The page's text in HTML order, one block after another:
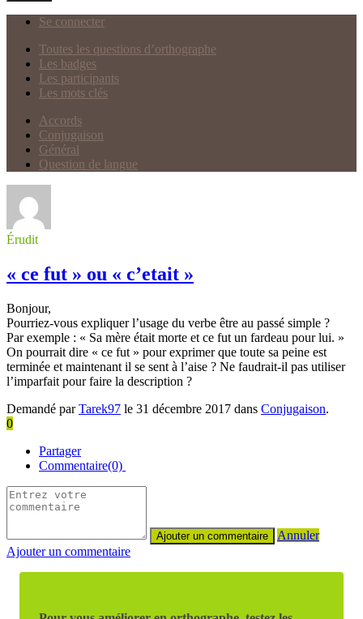
Se connecter
Toutes les questions d’orthographe
Les badges
Les participants
Les mots clés
Accords
Conjugaison
Général
Question de langue
Érudit
« ce fut » ou « c’etait »
Bonjour,
Pourriez-vous expliquer l’usage du verbe être au passé simple ?
Par exemple : « Sa mère était morte et ce fut un fardeau pour lui. »
On pourrait dire « ce fut » pour exprimer que toute sa peine est
terminée et maintenant il se sent à l’aise ? Ne faudrait-il pas utiliser
l’imparfait pour faire la description ?
Demandé parTarek97 le 31 décembre 2017 dans Conjugaison.
0
Partager
Commentaire(0)
Annuler
Ajouter un commentaire